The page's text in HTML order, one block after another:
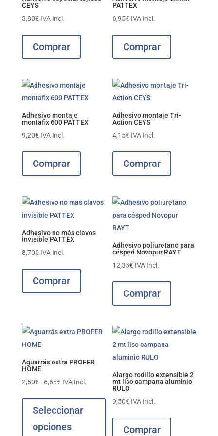
CEYS
3,80€ IVA Incl.
Comprar
PATTEX
6,95€ IVA Incl.
Comprar
Adhesivo montaje
montafix 600 PATTEX
9,20€ IVA Incl.
Comprar
Adhesivo montaje Tri-
Action CEYS
4,15€ IVA Incl.
Comprar
Adhesivo no más clavos
invisible PATTEX
8,70€ IVA Incl.
Comprar
Adhesivo poliuretano para
césped Novopur RAYT
12,35€ IVA Incl.
Comprar
Aguarrás extra PROFER
HOME
2,50€ - 6,65€Rango
precios:
2,50€
IVA Incl.
Seleccionar
opciones
producto
tiene
múltiples
Alargo rodillo extensible 2
mt liso campana aluminio
RULO
9,50€ IVA Incl.
Comprar